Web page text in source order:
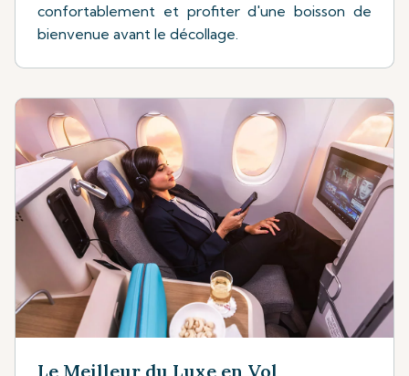
confortablement et profiter d'une boisson de
bienvenue avant le décollage.
Le Meilleur du Luxe en Vol